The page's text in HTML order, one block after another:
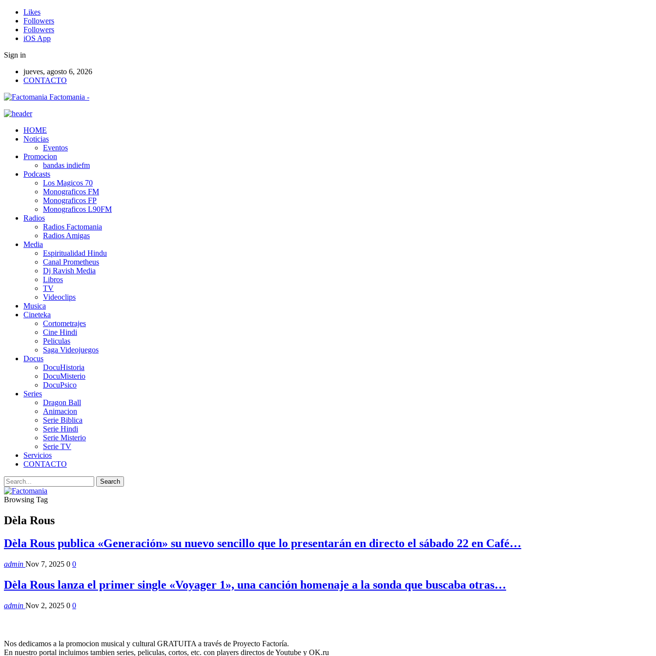
Likes
Followers
Followers
iOS App
Sign in
jueves, agosto 6, 2026
CONTACTO
Factomania -
HOME
Noticias
Eventos
Promocion
bandas indiefm
Podcasts
Los Magicos 70
Monograficos FM
Monograficos FP
Monograficos L90FM
Radios
Radios Factomania
Radios Amigas
Media
Espiritualidad Hindu
Canal Prometheus
Dj Ravish Media
Libros
TV
Videoclips
Musica
Cineteka
Cortometrajes
Cine Hindi
Peliculas
Saga Videojuegos
Docus
DocuHistoria
DocuMisterio
DocuPsico
Series
Dragon Ball
Animacion
Serie Biblica
Serie Hindi
Serie Misterio
Serie TV
Servicios
CONTACTO
Browsing Tag
Dèla Rous
Dèla Rous publica «Generación» su nuevo sencillo que lo presentarán en directo el sábado 22 en Café…
admin Nov 7, 2025 0 0
Dèla Rous lanza el primer single «Voyager 1», una canción homenaje a la sonda que buscaba otras…
admin Nov 2, 2025 0 0
Nos dedicamos a la promocion musical y cultural GRATUITA a través de Proyecto Factoría.
En nuestro portal incluimos tambien series, peliculas, cortos, etc. con players directos de Youtube y OK.ru